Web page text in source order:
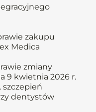
zakupu
Medica
zmiany
9 kwietnia 2026 r.
szczepień
dentystów